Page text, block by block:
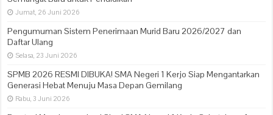
Jumat, 26 Juni 2026
Pengumuman Sistem Penerimaan Murid Baru 2026/2027 dan
Daftar Ulang
Selasa, 23 Juni 2026
SPMB 2026 RESMI DIBUKA! SMA Negeri 1 Kerjo Siap Mengantarkan
Generasi Hebat Menuju Masa Depan Gemilang
Rabu, 3 Juni 2026